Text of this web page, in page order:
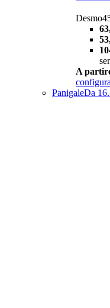
A
configura
PanigaleDa